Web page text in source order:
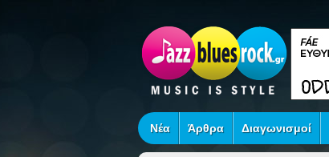
Νέα Άρθρα Διαγωνισμοί